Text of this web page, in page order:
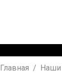
Главная Наши